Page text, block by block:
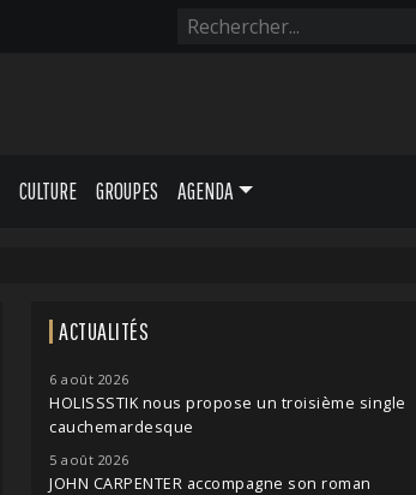
CULTURE GROUPES AGENDA
ACTUALITÉS
6 août 2026
HOLISSSTIK nous propose un troisième single
cauchemardesque
5 août 2026
JOHN CARPENTER accompagne son roman